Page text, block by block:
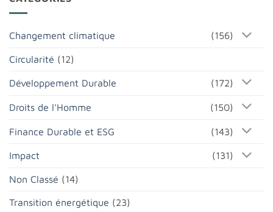
Changement climatique (156)
Circularité (12)
Développement Durable (172)
Droits de l'Homme (150)
Finance Durable et ESG (143)
Impact (131)
Non Classé (14)
Transition énergétique (23)